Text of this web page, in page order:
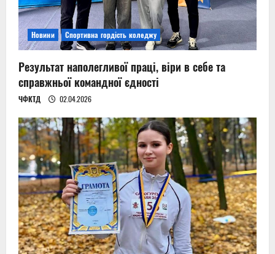
i
o
n
Новини Спортивна гордість коледжу
Результат наполегливої праці, віри в себе та
справжньої командної єдності
ЧФКТД 02.04.2026